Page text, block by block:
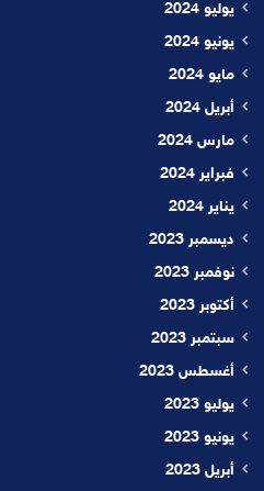
يوليو 2024
يونيو 2024
مايو 2024
أبريل 2024
مارس 2024
فبراير 2024
يناير 2024
ديسمبر 2023
نوفمبر 2023
أكتوبر 2023
سبتمبر 2023
أغسطس 2023
يوليو 2023
يونيو 2023
أبريل 2023